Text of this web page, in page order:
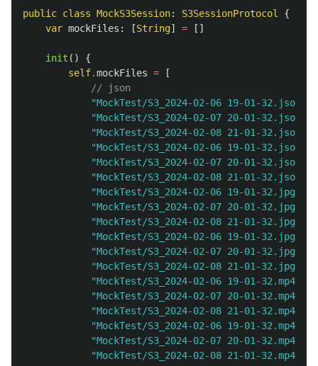
public class MockS3Session: S3SessionProtocol
{
var mockFiles : [String] = []
init ()
{
self.mockFiles =
[
// json
"MockTest/S3_2024-02-06 19-01-32.json"
"MockTest/S3_2024-02-07 20-01-32.json"
"MockTest/S3_2024-02-08 21-01-32.json"
"MockTest/S3_2024-02-06 19-01-32.json"
"MockTest/S3_2024-02-07 20-01-32.json"
"MockTest/S3_2024-02-08 21-01-32.json"
"MockTest/S3_2024-02-06 19-01-32.jpg"
"MockTest/S3_2024-02-07 20-01-32.jpg"
"MockTest/S3_2024-02-08 21-01-32.jpg"
"MockTest/S3_2024-02-06 19-01-32.jpg"
"MockTest/S3_2024-02-07 20-01-32.jpg"
"MockTest/S3_2024-02-08 21-01-32.jpg"
"MockTest/S3_2024-02-06 19-01-32.mp4"
"MockTest/S3_2024-02-07 20-01-32.mp4"
"MockTest/S3_2024-02-08 21-01-32.mp4"
"MockTest/S3_2024-02-06 19-01-32.mp4"
"MockTest/S3_2024-02-07 20-01-32.mp4"
"MockTest/S3_2024-02-08 21-01-32.mp4"